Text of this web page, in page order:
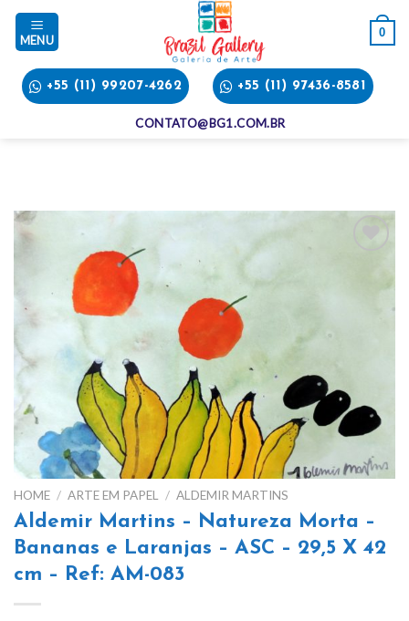
Skip
content
0
+55 (11) 99207-4262 +55 (11) 97436-8581
CONTATO@BG1.COM.BR
HOME / ARTE EM PAPEL / ALDEMIR MARTINS
Aldemir Martins – Natureza Morta –
Bananas e Laranjas – ASC – 29,5 X 42
cm – Ref: AM-083